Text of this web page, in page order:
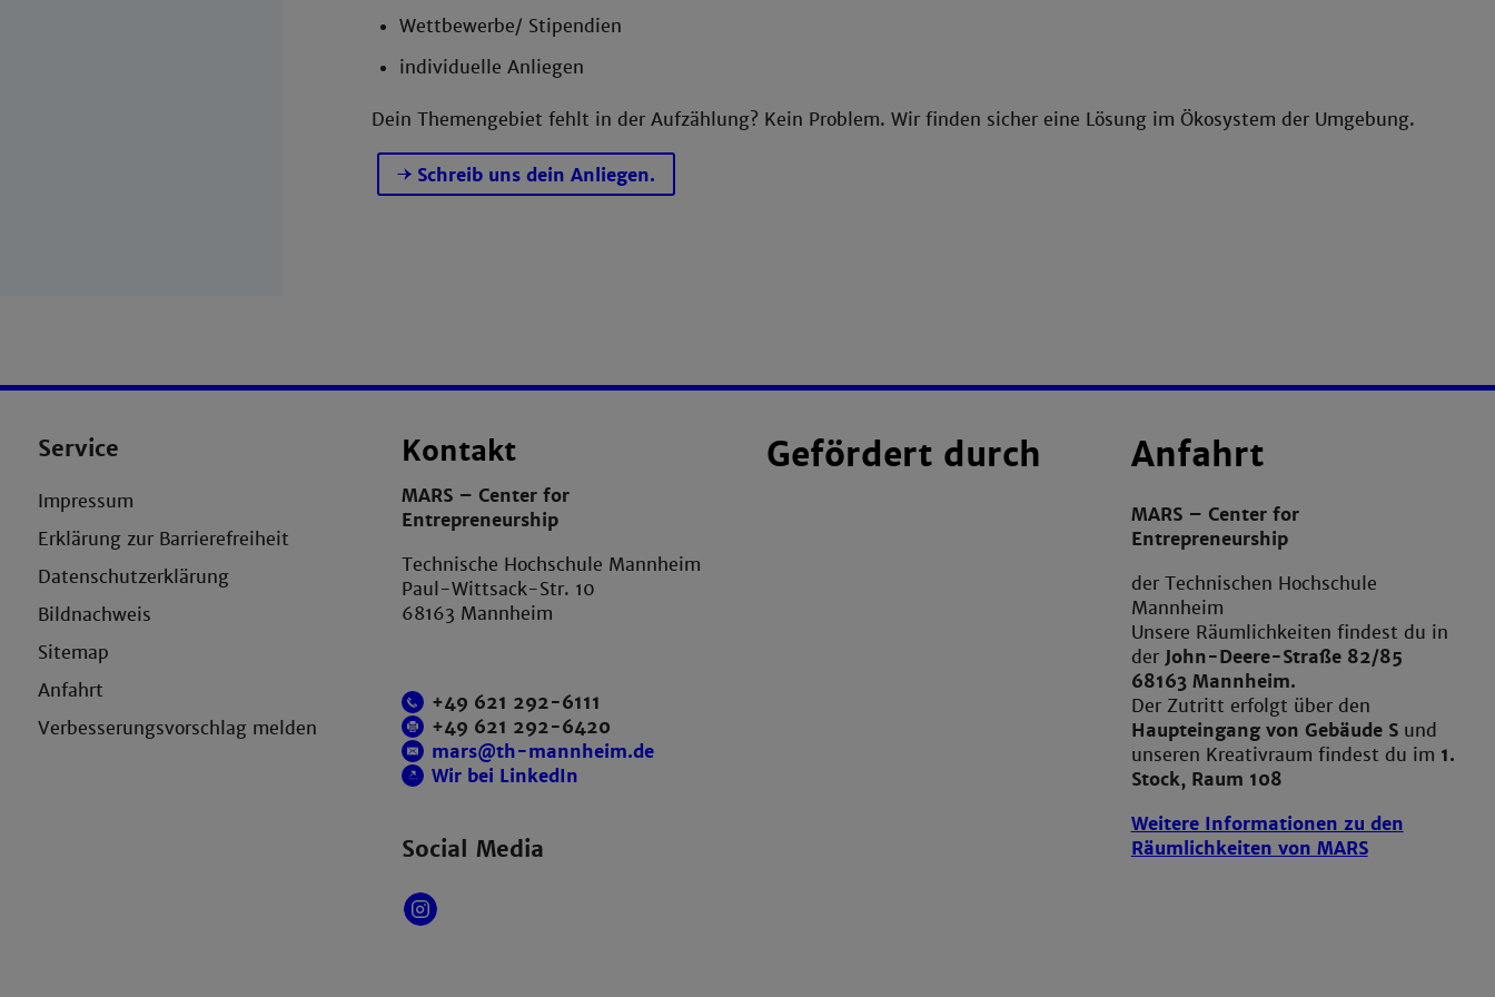
Wettbewerbe/ Stipendien
individuelle Anliegen
Dein Themengebiet fehlt in der Aufzählung? Kein Problem. Wir finden sicher eine Lösung im Ökosystem der Umgebung.
Schreib uns dein Anliegen.
Service
Impressum
Erklärung zur Barrierefreiheit
Datenschutzerklärung
Bildnachweis
Sitemap
Anfahrt
Verbesserungsvorschlag melden
Kontakt
MARS – Center for
Entrepreneurship
Technische Hochschule Mannheim
Paul-Wittsack-Str. 10
68163 Mannheim
+49 621 292-6111
+49 621 292-6420
mars@th-mannheim.de
Wir bei LinkedIn
Social Media
Gefördert durch Anfahrt
MARS – Center for
Entrepreneurship
der Technischen Hochschule
Mannheim
Unsere Räumlichkeiten findest du in
der John-Deere-Straße 82/85
68163 Mannheim.
Der Zutritt erfolgt über den
Haupteingang von Gebäude S und
unseren Kreativraum findest du im 1.
Stock, Raum 108
Weitere Informationen zu den
Räumlichkeiten von MARS